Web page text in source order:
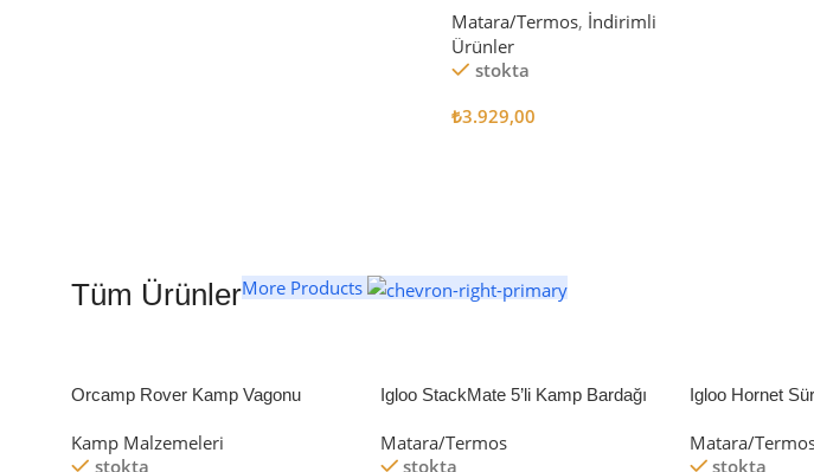
Matara/Termos, İndirimli
Ürünler
stokta
₺3.929,00
Tüm ÜrünlerMore Products
Orcamp Rover Kamp Vagonu
Kamp Malzemeleri
stokta
Igloo StackMate 5’li Kamp Bardağı
Matara/Termos
stokta
Igloo Hornet
Matara/
stokta